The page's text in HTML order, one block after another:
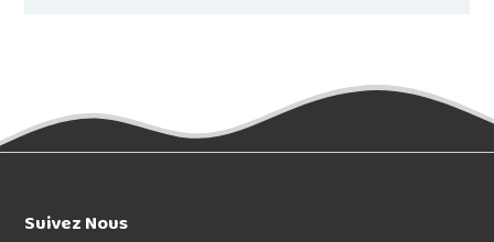
Suivez Nous